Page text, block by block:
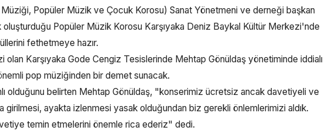
Popüler Müzik ve Çocuk Korosu) Sanat Yönetmeni ve derneği başkan
oluşturduğu Popüler Müzik Korosu Karşıyaka Deniz Baykal Kültür Merkezi'nde
fethetmeye hazır.
Karşıyaka Gode Cengiz Tesislerinde Mehtap Gönüldaş yönetiminde iddialı
pop müziğinden bir demet sunacak.
olduğunu belirten Mehtap Gönüldaş, "konserimiz ücretsiz ancak davetiyeli ve
girilmesi, ayakta izlenmesi yasak olduğundan biz gerekli önlemlerimizi aldık.
temin etmelerini önemle rica ederiz" dedi.